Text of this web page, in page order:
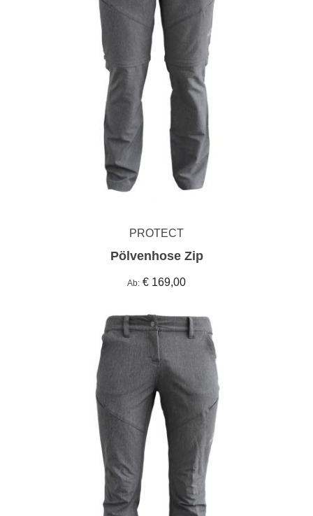
PROTECT
Pölvenhose Zip
Ab € 169,00